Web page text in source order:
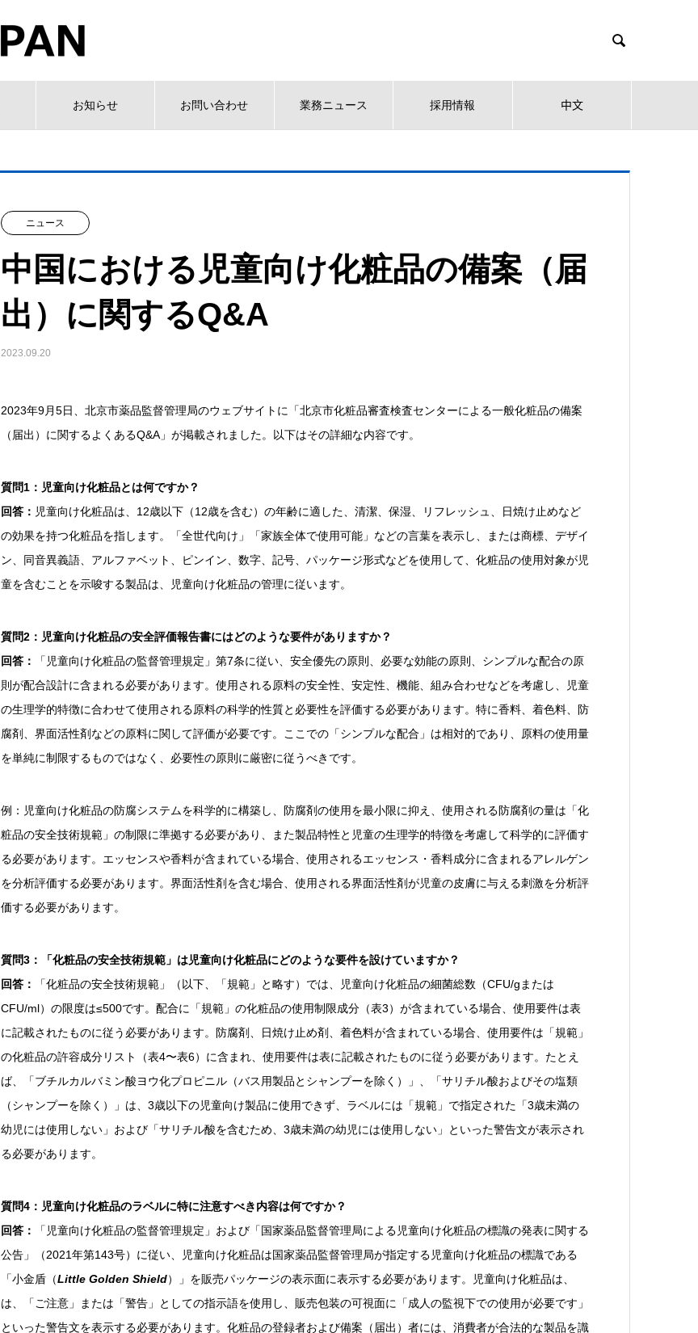

お知らせ お問い合わせ 業務ニュース 採用情報 中文
ニュース
中国における児童向け化粧品の備案（届
出）に関するQ&A
2023.09.20
2023年9月5日、北京市薬品監督管理局のウェブサイトに「北京市化粧品審査検査センターによる一般化粧品の備案
（届出）に関するよくあるQ&A」が掲載されました。以下はその詳細な内容です。
質問1：児童向け化粧品とは何ですか？
回答： 児童向け化粧品は、12歳以下（12歳を含む）の年齢に適した、清潔、保湿、リフレッシュ、日焼け止めなど
の効果を持つ化粧品を指します。「全世代向け」「家族全体で使用可能」などの言葉を表示し、または商標、デザイ
ン、同音異義語、アルファベット、ピンイン、数字、記号、パッケージ形式などを使用して、化粧品の使用対象が児
童を含むことを示唆する製品は、児童向け化粧品の管理に従います。
質問2：児童向け化粧品の安全評価報告書にはどのような要件がありますか？
回答：
「児童向け化粧品の監督管理規定」第7条に従い、安全優先の原則、必要な効能の原則、シンプルな配合の原
則が配合設計に含まれる必要があります。使用される原料の安全性、安定性、機能、組み合わせなどを考慮し、児童
の生理学的特徴に合わせて使用される原料の科学的性質と必要性を評価する必要があります。特に香料、着色料、防
腐剤、界面活性剤などの原料に関して評価が必要です。ここでの「シンプルな配合」は相対的であり、原料の使用量
を単純に制限するものではなく、必要性の原則に厳密に従うべきです。
例：児童向け化粧品の防腐システムを科学的に構築し、防腐剤の使用を最小限に抑え、使用される防腐剤の量は「化
粧品の安全技術規範」の制限に準拠する必要があり、また製品特性と児童の生理学的特徴を考慮して科学的に評価す
る必要があります。エッセンスや香料が含まれている場合、使用されるエッセンス・香料成分に含まれるアレルゲン
を分析評価する必要があります。界面活性剤を含む場合、使用される界面活性剤が児童の皮膚に与える刺激を分析評
価する必要があります。
質問3：「化粧品の安全技術規範」は児童向け化粧品にどのような要件を設けていますか？
回答：
「化粧品の安全技術規範」（以下、「規範」と略す）では、児童向け化粧品の細菌総数（CFU/gまたは
CFU/ml）の限度は≤500です。配合に「規範」の化粧品の使用制限成分（表3）が含まれている場合、使用要件は表
に記載されたものに従う必要があります。防腐剤、日焼け止め剤、着色料が含まれている場合、使用要件は「規範」
の化粧品の許容成分リスト（表4〜表6）に含まれ、使用要件は表に記載されたものに従う必要があります。たとえ
ば、「ブチルカルバミン酸ヨウ化プロピニル（バス用製品とシャンプーを除く）」、「サリチル酸およびその塩類
（シャンプーを除く）」は、3歳以下の児童向け製品に使用できず、ラベルには「規範」で指定された「3歳未満の
幼児には使用しない」および「サリチル酸を含むため、3歳未満の幼児には使用しない」といった警告文が表示され
る必要があります。
質問4：児童向け化粧品のラベルに特に注意すべき内容は何ですか？
回答：
「児童向け化粧品の監督管理規定」および「国家薬品監督管理局による児童向け化粧品の標識の発表に関する
公告」（2021年第143号）に従い、児童向け化粧品は国家薬品監督管理局が指定する児童向け化粧品の標識である
「小金盾（Little Golden Shield）」を販売パッケージの表示面に表示する必要があります。児童向け化粧品は、
は、「ご注意」または「警告」としての指示語を使用し、販売包装の可視面に「成人の監視下での使用が必要です」
といった警告文を表示する必要があります。化粧品の登録者および備案（届出）者には、消費者が合法的な製品を識